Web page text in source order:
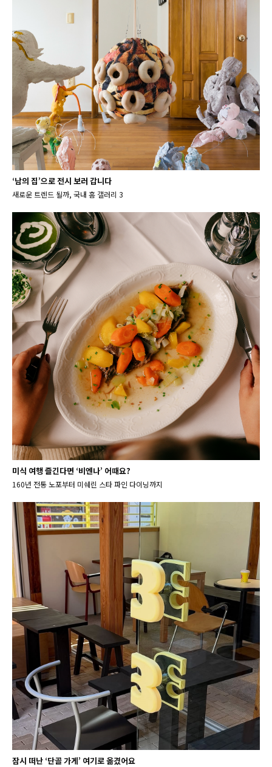
‘남의 집’으로 전시 보러 갑니다
새로운 트렌드 될까, 국내 홈 갤러리 3
미식 여행 즐긴다면 ‘비엔나’ 어때요?
160년 전통 노포부터 미쉐린 스타 파인 다이닝까지
잠시 떠난 ‘단골 가게’ 여기로 옮겼어요